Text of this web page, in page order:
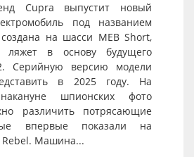
Cupra выпустит новый
под названием
на шасси MEB Short,
ляжет в основу будущего
Серийную версию модели
в 2025 году. На
шпионских фото
различить потрясающие
впервые показали на
Rebel. Машина...